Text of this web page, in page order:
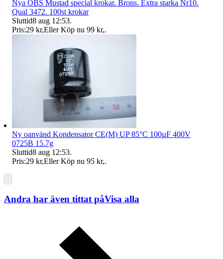
Nya OBS Mustad special krokar. Brons. Extra starka Nr10.
Qual 3472. 100st krokar
Sluttid8 aug 12:53.
Pris:29 kr,Eller Köp nu 99 kr,.
Ny oanvänd Kondensator CE(M) UP 85°C 100µF 400V
0725B 15.7g
Sluttid8 aug 12:53.
Pris:29 kr,Eller Köp nu 95 kr,.
Andra har även tittat påVisa alla